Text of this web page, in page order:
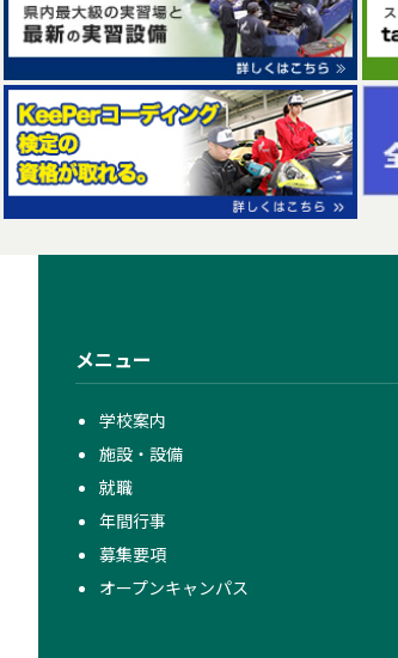
メニュー
学校案内
施設・設備
就職
年間行事
募集要項
オープンキャンパス